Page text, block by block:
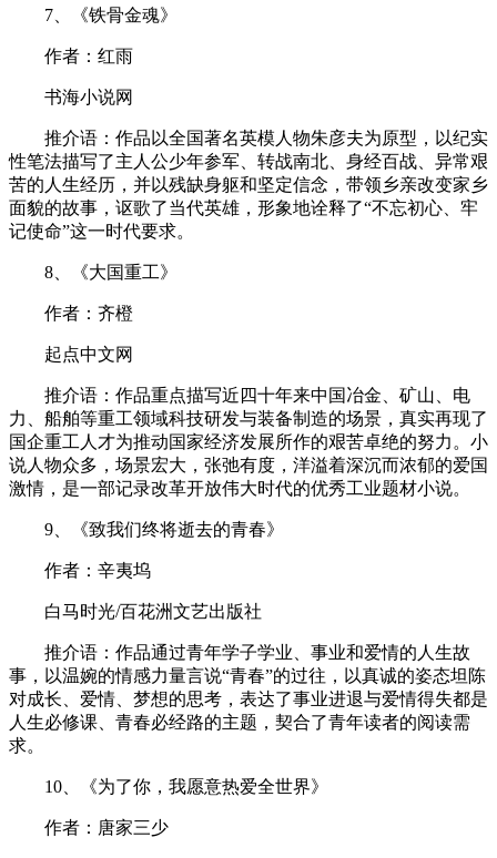
7、《铁骨金魂》
作者：红雨
书海小说网
推介语：作品以全国著名英模人物朱彦夫为原型，以纪实
性笔法描写了主人公少年参军、转战南北、身经百战、异常艰
苦的人生经历，并以残缺身躯和坚定信念，带领乡亲改变家乡
面貌的故事，讴歌了当代英雄，形象地诠释了“不忘初心、牢
记使命”这一时代要求。
8、《大国重工》
作者：齐橙
起点中文网
推介语：作品重点描写近四十年来中国冶金、矿山、电
力、船舶等重工领域科技研发与装备制造的场景，真实再现了
国企重工人才为推动国家经济发展所作的艰苦卓绝的努力。小
说人物众多，场景宏大，张弛有度，洋溢着深沉而浓郁的爱国
激情，是一部记录改革开放伟大时代的优秀工业题材小说。
9、《致我们终将逝去的青春》
作者：辛夷坞
白马时光/百花洲文艺出版社
推介语：作品通过青年学子学业、事业和爱情的人生故
事，以温婉的情感力量言说“青春”的过往，以真诚的姿态坦陈
对成长、爱情、梦想的思考，表达了事业进退与爱情得失都是
人生必修课、青春必经路的主题，契合了青年读者的阅读需
求。
10、《为了你，我愿意热爱全世界》
作者：唐家三少